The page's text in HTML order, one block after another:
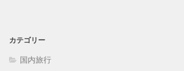
カテゴリー
国内旅行